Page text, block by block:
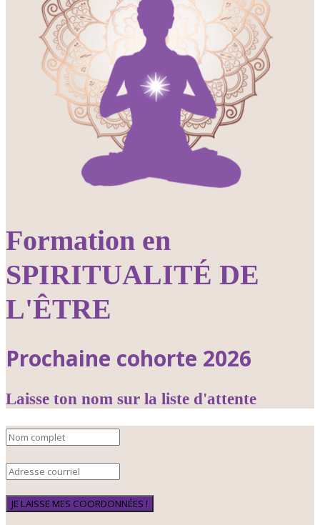
Formation en
SPIRITUALITÉ DE
L'ÊTRE
Prochaine cohorte 2026
Laisse ton nom sur la liste d'attente
JE LAISSE MES COORDONNÉES !